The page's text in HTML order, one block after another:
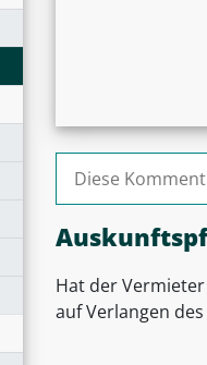
Suchen nach:
Hat der
auf Verlangen